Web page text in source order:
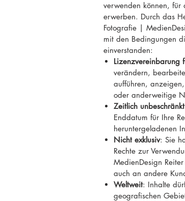
verwenden können, für
erwerben. Durch das
Fotografie |
mit den Bedingungen
einverstanden:
Lizenzvereinbarung
verändern,
aufführen,
oder anderweitige
Zeitlich unbeschränkt
Enddatum für Ihre
heruntergeladenen
Nicht exklusiv: Sie
Rechte zur
MedienDesign
auch an andere
Weltweit: Inhalte
geografischen